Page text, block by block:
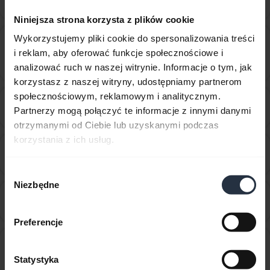
Niniejsza strona korzysta z plików cookie
Wykorzystujemy pliki cookie do spersonalizowania treści
i reklam, aby oferować funkcje społecznościowe i
analizować ruch w naszej witrynie. Informacje o tym, jak
korzystasz z naszej witryny, udostępniamy partnerom
społecznościowym, reklamowym i analitycznym.
Partnerzy mogą połączyć te informacje z innymi danymi
otrzymanymi od Ciebie lub uzyskanymi podczas
korzystania z ich usług.
zgody
Niezbędne
Preferencje
Statystyka
Jak mogę manualnie zaktualizować oprogramowanie
sprzętowe urządzenia za pomocą oprogramowania
Jabra Direct?
Jak można ustawić urządzenie Jabra jako domyślne
urządzenie dźwiękowe na komputerze Windows?
chevron_right
Jak można ustawić zestaw słuchawkowy jako
Jak można zsynchronizować status obecności w
aktualizacji oprogramowania sprzętowego za
chevron_right